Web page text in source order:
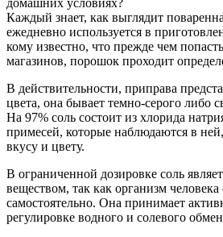
Каждый знает, как выглядит
ежедневно используется в
кому известно, что прежде чем
магазинов, порошок проходит
В действительности, приправа
цвета, она бывает темно-серого либо
На 97% соль состоит из хлорида
примесей, которые наблюдаются в
вкусу и цвету.
В ограниченной дозировке соль
веществом, так как организм
самостоятельно. Она принимает
регулировке водного и солевого